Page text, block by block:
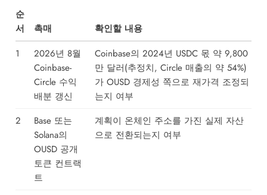
순
서
촉매
확인할 내용
1
2026년 8월
Coinbase-
Circle 수익
배분 갱신
Coinbase의 2024년 USDC 몫 약 9,800
만 달러(추정치, Circle 매출의 약 54%)
가 OUSD 경제성 쪽으로 재가격 조정되
는지 여부
2
Base 또는
Solana의
OUSD 공개
토큰 컨트랙
트
계획이 온체인 주소를 가진 실제 자산
으로 전환되는지 여부